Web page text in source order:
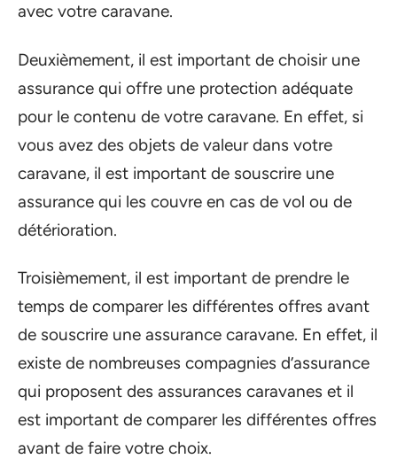
avec votre caravane.
Deuxièmement, il est important de choisir une
assurance qui offre une protection adéquate
pour le contenu de votre caravane. En effet, si
vous avez des objets de valeur dans votre
caravane, il est important de souscrire une
assurance qui les couvre en cas de vol ou de
détérioration.
Troisièmement, il est important de prendre le
temps de comparer les différentes offres avant
de souscrire une assurance caravane. En effet, il
existe de nombreuses compagnies d’assurance
qui proposent des assurances caravanes et il
est important de comparer les différentes offres
avant de faire votre choix.